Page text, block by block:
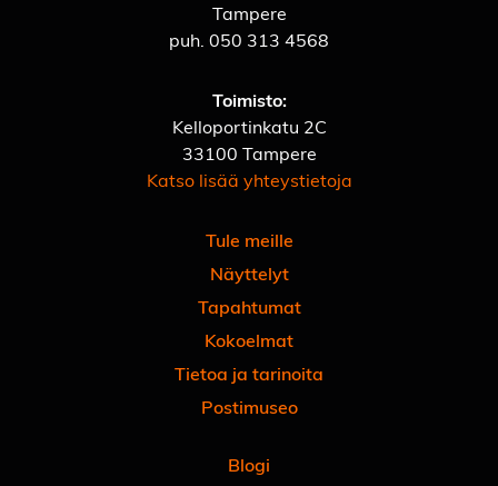
Tampere
puh. 050 313 4568
Toimisto:
Kelloportinkatu 2C
33100 Tampere
Katso lisää yhteystietoja
Tule meille
Näyttelyt
Tapahtumat
Kokoelmat
Tietoa ja tarinoita
Postimuseo
Blogi